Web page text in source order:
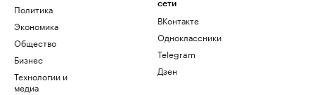
Политика
Экономика
Общество
Бизнес
Технологии и
медиа
сети
ВКонтакте
Одноклассники
Telegram
Дзен